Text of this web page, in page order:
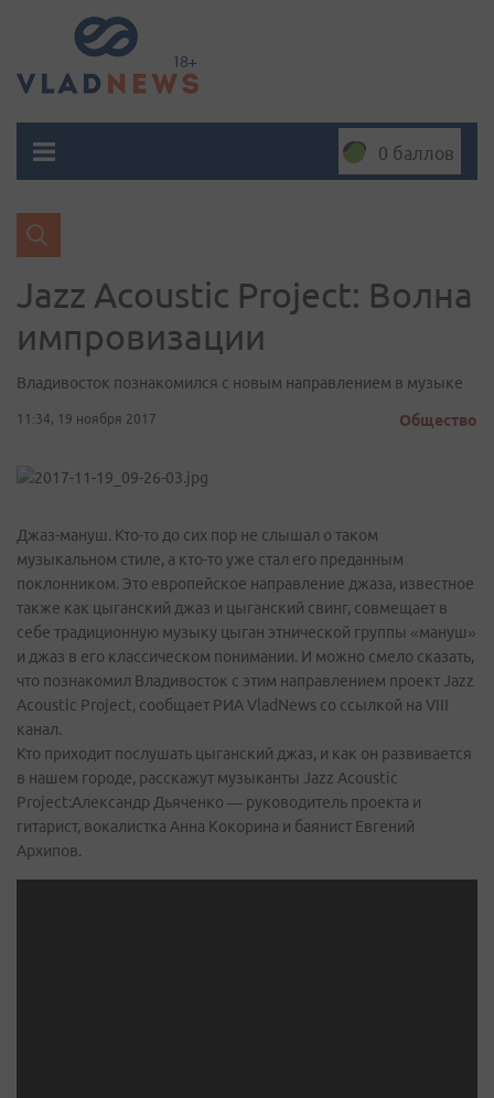
0 баллов
Jazz Acoustic Project: Волна
импровизации
Владивосток познакомился с новым направлением в музыке
11:34, 19 ноября 2017 Общество
Джаз-мануш. Кто-то до сих пор не слышал о таком
музыкальном стиле, а кто-то уже стал его преданным
поклонником. Это европейское направление джаза, известное
также как цыганский джаз и цыганский свинг, совмещает в
себе традиционную музыку цыган этнической группы «мануш»
и джаз в его классическом понимании. И можно смело сказать,
что познакомил Владивосток с этим направлением проект Jazz
Acoustic Project, сообщает РИА VladNews со ссылкой на VIII
канал.
Кто приходит послушать цыганский джаз, и как он развивается
в нашем городе, расскажут музыканты Jazz Acoustic
Project:Александр Дьяченко — руководитель проекта и
гитарист, вокалистка Анна Кокорина и баянист Евгений
Архипов.